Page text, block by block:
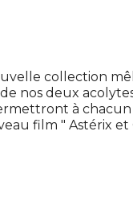
collection
nos deux
à
film " Astérix